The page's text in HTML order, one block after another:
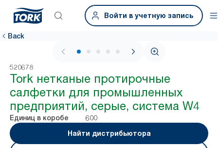
Войти в учетную запись
Back
1 / 5
520678
Tork нетканые протирочные
салфетки для промышленных
предприятий, серые, система W4
Единиц в коробе
600
Найти дистрибьютора